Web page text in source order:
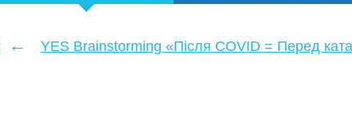
←
YES Brainstorming «Після COVID = Перед